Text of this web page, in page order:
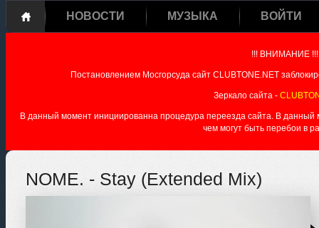
НОВОСТИ МУЗЫКА ВОЙТИ
!!! ВНИМАНИЕ !!!
Постановлением Мосгорсуда сайт CLUBTONE.NET
Зеркало сайта -
В данный момент инициированна процедура переезда сайта. В данный
чем могут быть перебои в
NOME. - Stay (Extended Mix)